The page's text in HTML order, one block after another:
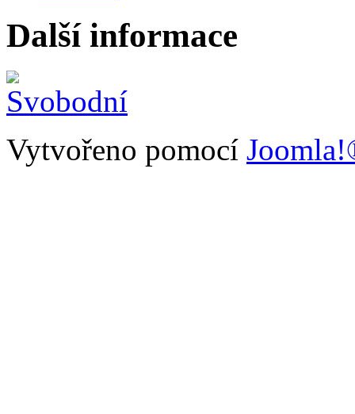
Další informace
Vytvořeno pomocí